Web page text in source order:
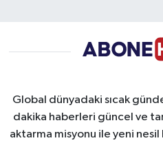
Global dünyadaki sıcak
dakika haberleri güncel ve
aktarma misyonu ile yeni